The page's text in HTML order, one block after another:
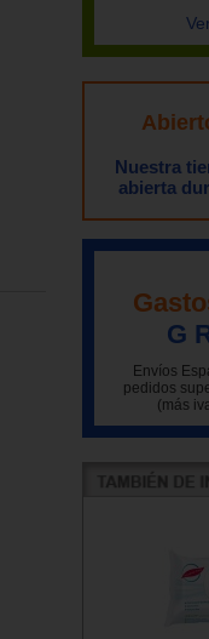
Nuestra
abierta
G
Envíos
pedidos
(más